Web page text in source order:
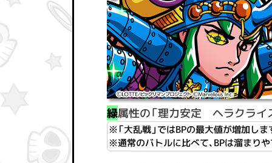
緑属性の「理力安定 ヘラクライ
※「大乱戦」ではBPの最大値が増加しま
※通常のバトルに比べて、BPは溜まり